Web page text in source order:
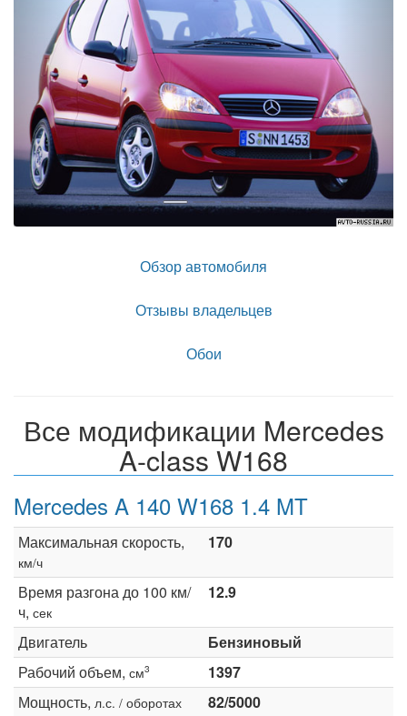
Обзор автомобиля
Отзывы владельцев
Обои
Все модификации Mercedes
A-class W168
Mercedes A 140 W168 1.4 MT
Максимальная скорость,
км/ч
170
Время разгона до 100 км/
ч, сек
12.9
Двигатель
Бензиновый
Рабочий объем, см3
1397
Мощность, л.с. / оборотах
82/5000